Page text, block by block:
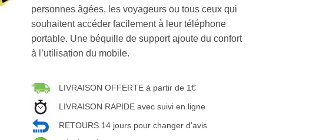
personnes âgées, les voyageurs ou tous ceux qui
souhaitent accéder facilement à leur téléphone
portable. Une béquille de support ajoute du confort
à l’utilisation du mobile.
LIVRAISON OFFERTE à partir de 1€
LIVRAISON RAPIDE avec suivi en ligne
RETOURS 14 jours pour changer d’avis